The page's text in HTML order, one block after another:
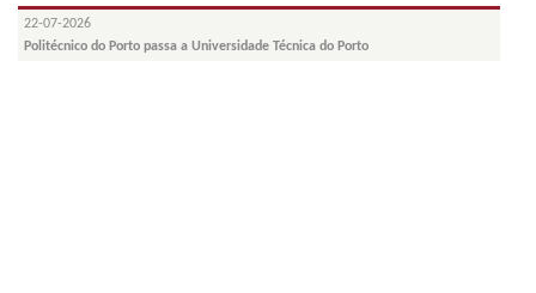
22-07-2026
Politécnico do Porto passa a Universidade Técnica do Porto